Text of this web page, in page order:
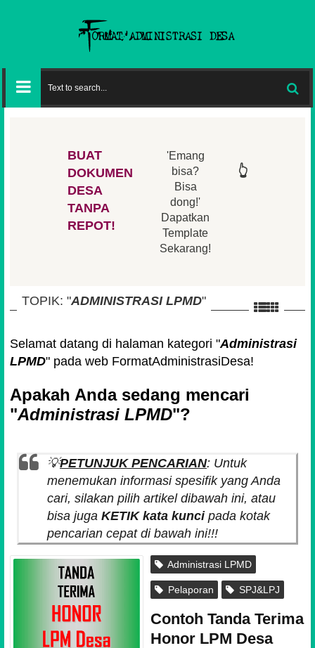
BUAT
DOKUMEN
DESA
TANPA
REPOT!
'Emang
bisa?
Bisa
dong!'
Dapatkan
Template
Sekarang!
👆
TOPIK: "ADMINISTRASI LPMD"
Selamat datang di halaman kategori "Administrasi
LPMD" pada web FormatAdministrasiDesa!
Apakah Anda sedang mencari
"Administrasi LPMD"?
💡PETUNJUK PENCARIAN: Untuk
menemukan informasi spesifik yang Anda
cari, silakan pilih artikel dibawah ini, atau
bisa juga KETIK kata kuncipada kotak
pencarian cepat di bawah ini!!!
Administrasi LPMD
Pelaporan SPJ&LPJ
Contoh Tanda Terima
Honor LPM Desa